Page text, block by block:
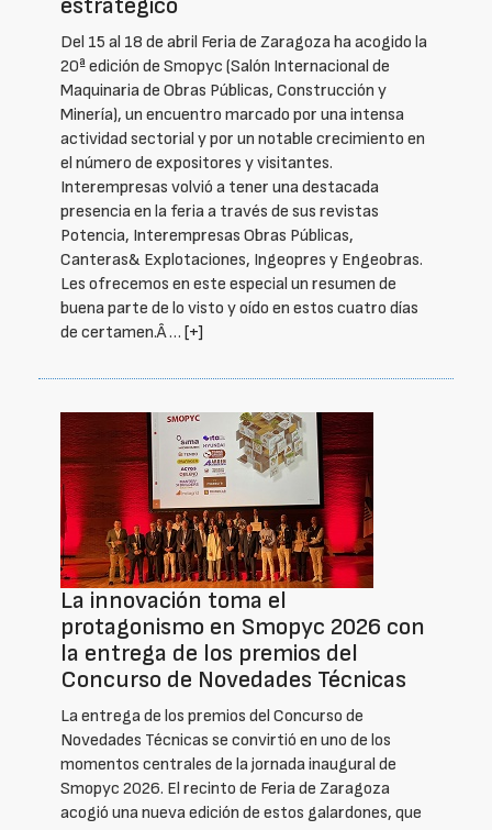
estratégico
Del 15 al 18 de abril Feria de Zaragoza ha acogido la
20ª edición de Smopyc (Salón Internacional de
Maquinaria de Obras Públicas, Construcción y
Minería), un encuentro marcado por una intensa
actividad sectorial y por un notable crecimiento en
el número de expositores y visitantes.
Interempresas volvió a tener una destacada
presencia en la feria a través de sus revistas
Potencia, Interempresas Obras Públicas,
Canteras& Explotaciones, Ingeopres y Engeobras.
Les ofrecemos en este especial un resumen de
buena parte de lo visto y oído en estos cuatro días
de certamen.Â … [+]
La innovación toma el
protagonismo en Smopyc 2026 con
la entrega de los premios del
Concurso de Novedades Técnicas
La entrega de los premios del Concurso de
Novedades Técnicas se convirtió en uno de los
momentos centrales de la jornada inaugural de
Smopyc 2026. El recinto de Feria de Zaragoza
acogió una nueva edición de estos galardones, que